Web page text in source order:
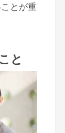
とが重
と